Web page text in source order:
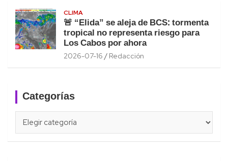
CLIMA
🚨 “Elida” se aleja de BCS: tormenta
tropical no representa riesgo para
Los Cabos por ahora
2026-07-16 Redacción
Categorías